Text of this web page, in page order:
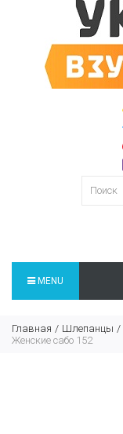
MENU
Главная Шлепанцы
Женские сабо 152